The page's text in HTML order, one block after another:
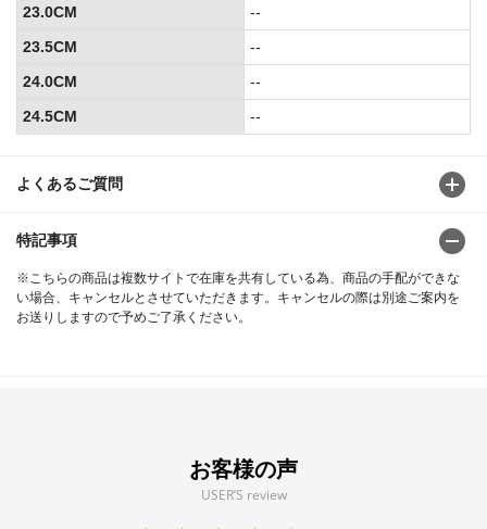
よくあるご質問
特記事項
※こちらの商品は複数サイトで在庫を共有している為、商品の手配ができな
い場合、キャンセルとさせていただきます。キャンセルの際は別途ご案内を
お送りしますので予めご了承ください。
23.0CM
--
23.5CM
--
24.0CM
--
24.5CM
--
お客様の声
USER’S review